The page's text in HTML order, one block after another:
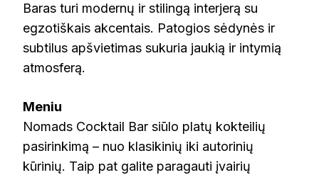
Baras turi modernų ir stilingą interjerą su
egzotiškais akcentais. Patogios sėdynės ir
subtilus apšvietimas sukuria jaukią ir intymią
atmosferą.
Meniu
Nomads Cocktail Bar siūlo platų kokteilių
pasirinkimą – nuo klasikinių iki autorinių
kūrinių. Taip pat galite paragauti įvairių